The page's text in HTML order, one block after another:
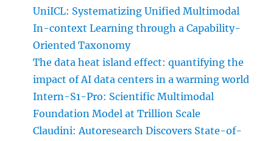
UniICL: Systematizing Unified Multimodal
In-context Learning through a Capability-
Oriented Taxonomy
The data heat island effect: quantifying the
impact of AI data centers in a warming world
Intern-S1-Pro: Scientific Multimodal
Foundation Model at Trillion Scale
Claudini: Autoresearch Discovers State-of-